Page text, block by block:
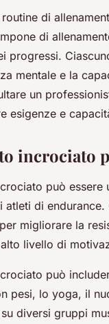
di
di
progressi.
mentale e la
un
esigenze e
incrociato
può
atleti di
migliorare la
livello di
può
pesi, lo yoga, il
diversi gruppi